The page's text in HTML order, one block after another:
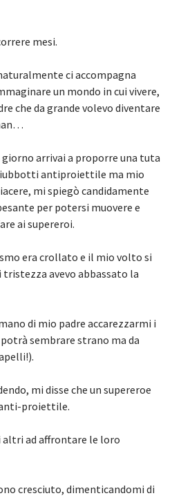
mesi.
ci accompagna
un mondo in cui vivere,
che da grande volevo diventare
arrivai a proporre una tuta
antiproiettile ma mio
mi spiegò candidamente
per potersi muovere e
ai supereroi.
era crollato e il mio volto si
tristezza avevo abbassato la
di mio padre accarezzarmi i
sembrare strano ma da
mi disse che un supereroe
anti-proiettile.
altri ad affrontare le loro
cresciuto, dimenticandomi di